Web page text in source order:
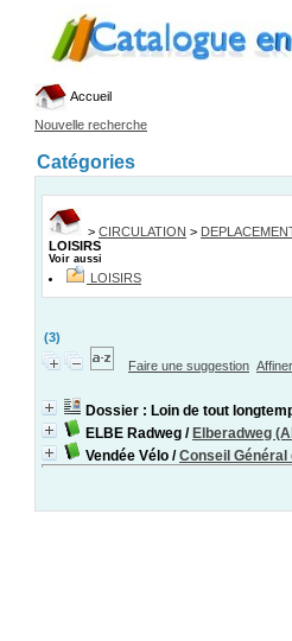
Accueil
Nouvelle recherche
Catégories
> CIRCULATION >
LOISIRS
Voir aussi
LOISIRS
(3)
Faire une suggestion
Dossier : Loin de tout
ELBE Radweg / Elberadweg
Vendée Vélo /Conseil Général